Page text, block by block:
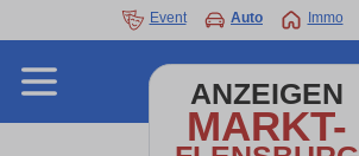
Event Auto Immo
ANZEIGEN
MARKT-